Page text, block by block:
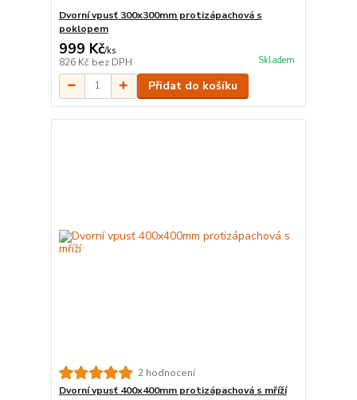
Dvorní vpusť 300x300mm protizápachová s
poklopem
999 Kč/ks
826 Kč bez DPH Skladem
Přidat do košíku
2 hodnocení
Dvorní vpusť 400x400mm protizápachová s mříží